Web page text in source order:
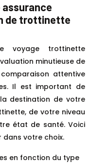
assurance
de trottinette
voyage trottinette
minutieuse de
attentive
Il est important de
destination de votre
de votre niveau
état de santé. Voici
dans votre choix.
en fonction du type